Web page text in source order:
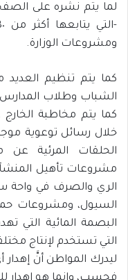
لما يتم نشره على
ومشروعات الوزارة.
كما يتم تنظيم
الشباب وطلاب
كما يتم مخاطبة
خلال رسائل توعوية
الحلقات المرئية عن
مشروعات تأهيل
الري والصرف في واحة
السيول، ومشروعات
البصمة المائية التي
التي تستخدم لإنتاج
ليدرك المواطن أنَّ إهدار